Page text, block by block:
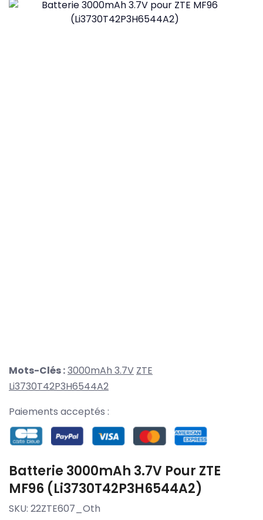
Mots-Clés :3000mAh 3.7V ZTE
Li3730T42P3H6544A2
Paiements acceptés :
Batterie 3000mAh 3.7V Pour ZTE
MF96 (Li3730T42P3H6544A2)
SKU: 22ZTE607_Oth